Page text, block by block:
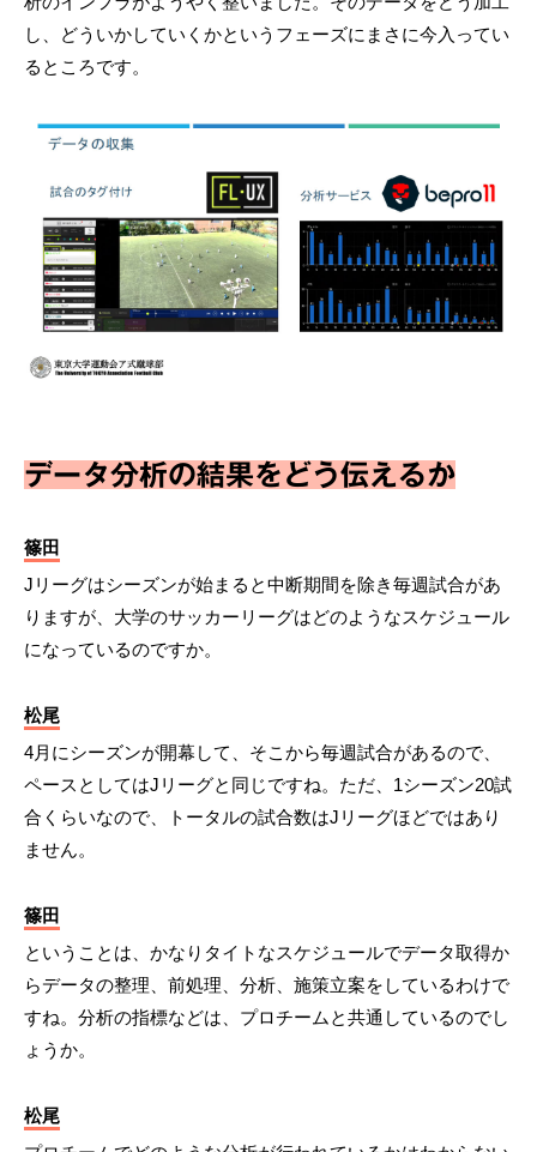
し、どういかしていくかというフェーズにまさに今入ってい
るところです。
データ分析の結果をどう伝えるか
篠田
Jリーグはシーズンが始まると中断期間を除き毎週試合があ
りますが、大学のサッカーリーグはどのようなスケジュール
になっているのですか。
松尾
4月にシーズンが開幕して、そこから毎週試合があるので、
ペースとしてはJリーグと同じですね。ただ、1シーズン20試
合くらいなので、トータルの試合数はJリーグほどではあり
ません。
篠田
ということは、かなりタイトなスケジュールでデータ取得か
らデータの整理、前処理、分析、施策立案をしているわけで
すね。分析の指標などは、プロチームと共通しているのでし
ょうか。
松尾